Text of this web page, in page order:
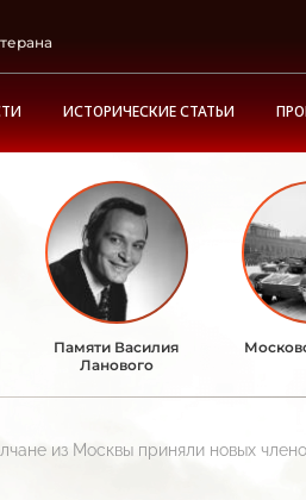
ИСТОРИЧЕСКИЕ СТАТЬИ
Памяти Василия
Ланового
из Москвы приняли новых